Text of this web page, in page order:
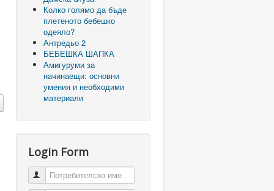
Колко голямо да бъде
плетеното бебешко
одеяло?
Антредьо 2
БЕБЕШКА ШАПКА
Амигуруми за
начинаещи: основни
умения и необходими
материали
Login Form
Потребителско име